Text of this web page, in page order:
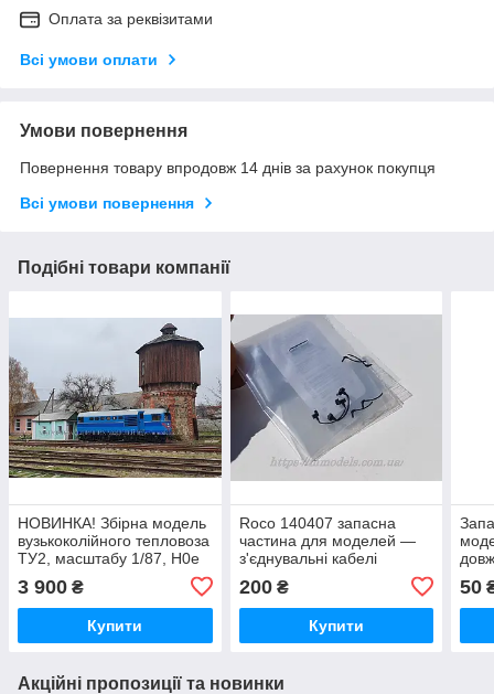
Оплата за реквізитами
Всі умови оплати
Умови повернення
Повернення товару впродовж 14 днів за рахунок покупця
Всі умови повернення
Подібні товари компанії
НОВИНКА! Збірна модель
вузькоколійного тепловоза
ТУ2, масштабу 1/87, H0e
3 900 ₴
Купити
Roco 140407 запасна
частина для моделей —
з'єднувальні кабелі
масштабу 1/87,H0
200₴
Купити
50
Акційні пропозиції та новинки